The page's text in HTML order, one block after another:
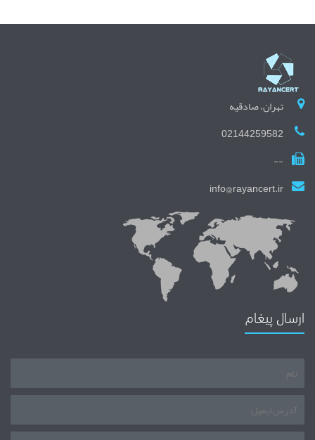
تهران، صادقیه
02144259582
--
info@rayancert.ir
ارسال پیغام